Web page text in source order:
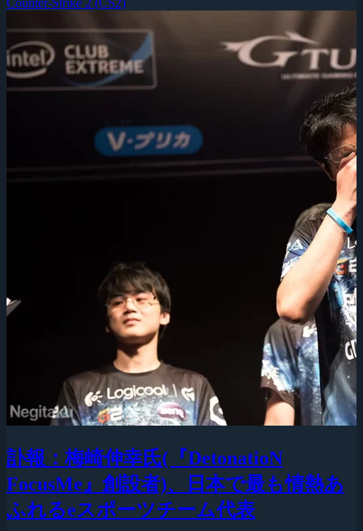
訃報：梅崎伸幸氏(『DetonatioN
FocusMe』創設者)、日本で最も情熱あ
ふれるeスポーツチーム代表